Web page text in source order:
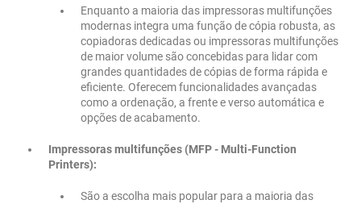
Enquanto a maioria das impressoras multifunções
modernas integra uma função de cópia robusta, as
copiadoras dedicadas ou impressoras multifunções
de maior volume são concebidas para lidar com
grandes quantidades de cópias de forma rápida e
eficiente. Oferecem funcionalidades avançadas
como a ordenação, a frente e verso automática e
opções de acabamento.
Impressoras multifunções (MFP - Multi-Function
Printers):
São a escolha mais popular para a maioria das